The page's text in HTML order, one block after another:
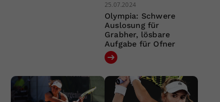
25.07.2024
Olympia: Schwere
Auslosung für
Grabher, lösbare
Aufgabe für Ofner